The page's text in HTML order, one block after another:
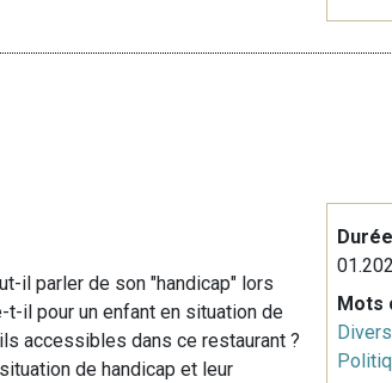
il parler de son "handicap" lors
t-il pour un enfant en situation de
accessibles dans ce restaurant ?
de handicap et leur
Durée
Mots